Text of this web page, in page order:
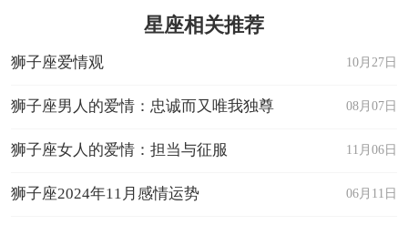
星座相关推荐
10月27日
狮子座爱情观
08月07日
狮子座男人的爱情：忠诚而又唯我独尊
11月06日
狮子座女人的爱情：担当与征服
06月11日
狮子座2024年11月感情运势